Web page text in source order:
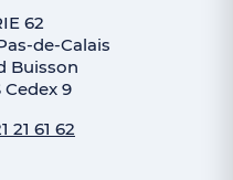
62
de-Calais
Buisson
Cedex 9
21 61 62